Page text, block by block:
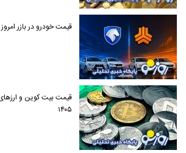
قیمت خودرو در بازر امروز ۱۸ مردادماه ۱۴۰۵
۱۴۰۵